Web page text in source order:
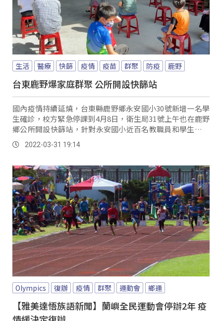
生活 醫療 快篩 疫情 疫苗 群聚 防疫 鹿野
台東鹿野爆家庭群聚 公所開設快篩站
國內疫情持續延燒，台東縣鹿野鄉永安國小30號新增一名學
生確診，校方緊急停課到4月8日，衛生局31號上午也在鹿野
鄉公所開設快篩站，針對永安國小近百名教職員和學生進行
專案快篩，許多家長也帶小孩來一起做篩檢...。
2022-03-31 19:14
Olympics 復辦 疫情 群聚 運動會 鄉運
【雅美達悟族語新聞】蘭嶼全民運動會停辦2年 疫